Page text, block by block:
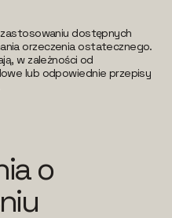
dostępnych
orzeczenia ostatecznego.
w zależności od
lub odpowiednie przepisy
o